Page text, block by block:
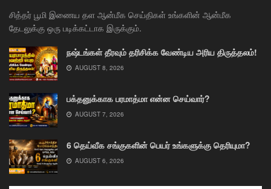
சித்தர் பூமி இணைய தள ஆன்மீக செய்திகள் உங்களின் ஆன்மீக
தேடலுக்கு ஒரு படிக்கட்டாக இருக்கும்.
நஷ்டங்கள் தீரவும் தரிசிக்க வேண்டிய அரிய திருத்தலம்!
AUGUST 8, 2026
பக்தனுக்காக பரமாத்மா என்ன செய்வார்?
AUGUST 7, 2026
6 தெய்வீக சங்குகளின் பெயர் உங்களுக்கு தெரியுமா?
AUGUST 6, 2026